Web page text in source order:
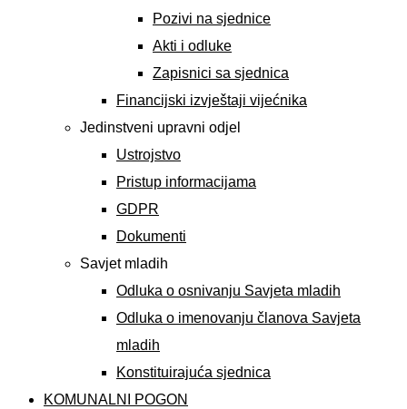
Pozivi na sjednice
Akti i odluke
Zapisnici sa sjednica
Financijski izvještaji vijećnika
Jedinstveni upravni odjel
Ustrojstvo
Pristup informacijama
GDPR
Dokumenti
Savjet mladih
Odluka o osnivanju Savjeta mladih
Odluka o imenovanju članova Savjeta
mladih
Konstituirajuća sjednica
KOMUNALNI POGON